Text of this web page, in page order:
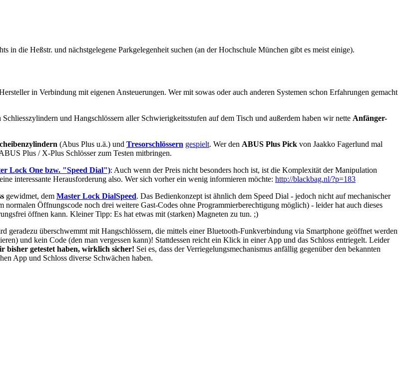
in die Heßstr. und nächstgelegene Parkgelegenheit suchen (an der Hochschule München gibt es meist einige).
in Verbindung mit eigenen Ansteuerungen. Wer mit sowas oder auch anderen Systemen schon Erfahrungen gemacht
Schliesszylindern und Hangschlössern aller Schwierigkeitsstufen auf dem Tisch und außerdem haben wir nette Anfänger-
(Abus Plus u.ä.) und Tresorschlössern gespielt. Wer den ABUS Plus Pick von Jaakko Fagerlund mal
Plus / X-Plus Schlösser zum Testen mitbringen.
Lock One bzw. "Speed Dial"): Auch wenn der Preis nicht besonders hoch ist, ist die Komplexität der Manipulation
interessante Herausforderung also. Wer sich vorher ein wenig informieren möchte: http://blackbag.nl/?p=183
gewidmet, dem Master Lock DialSpeed. Das Bedienkonzept ist ähnlich dem Speed Dial - jedoch nicht auf mechanischer
Öffnungscode noch drei weitere Gast-Codes ohne Programmierberechtigung möglich) - leider hat auch dieses
öffnen kann. Kleiner Tipp: Es hat etwas mit (starken) Magneten zu tun. ;)
geradezu überschwemmt mit Hangschlössern, die mittels einer Bluetooth-Funkverbindung via Smartphone geöffnet werden
und kein Code (den man vergessen kann)! Stattdessen reicht ein Klick in einer App und das Schloss entriegelt. Leider
bisher getestet haben, wirklich sicher! Sei es, dass der Verriegelungsmechanismus anfällig gegenüber den bekannten
App und Schloss diverse Schwächen haben.